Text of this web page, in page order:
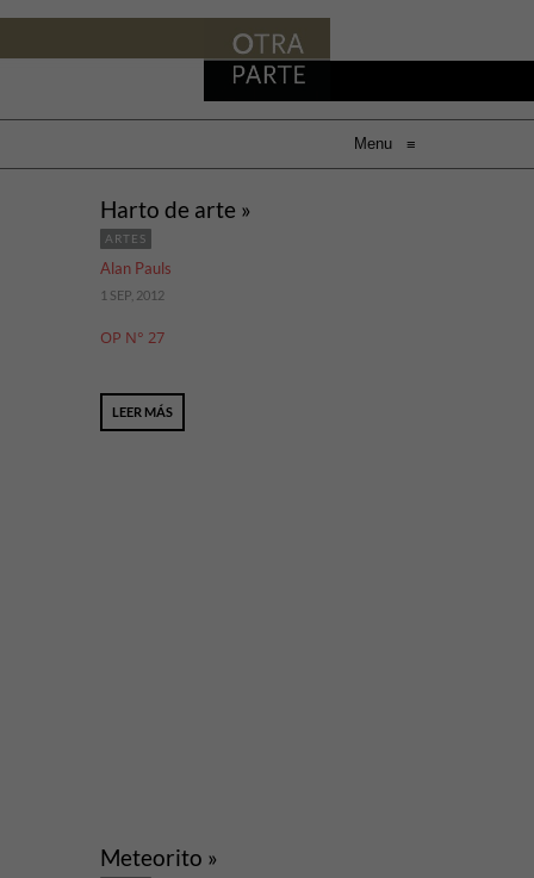
Menu ≡
Harto de arte »
ARTES
Alan Pauls
1 SEP, 2012
OP N° 27
LEER MÁS
Meteorito »